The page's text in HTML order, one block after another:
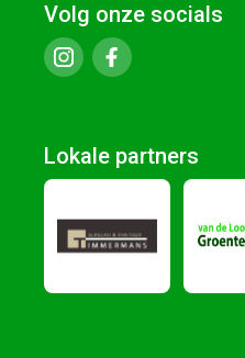
Volg onze socials
Lokale partners